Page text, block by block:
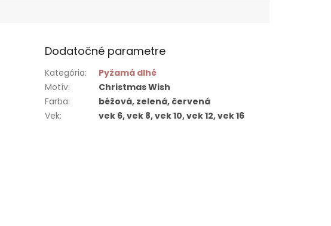
Dodatočné parametre
Kategória:
Pyžamá dlhé
Motív:
Christmas Wish
Farba:
béžová, zelená, červená
Vek: vek 6, vek 8, vek 10, vek 12, vek 16